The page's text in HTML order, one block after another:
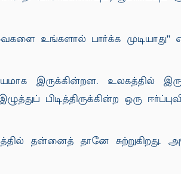
உங்களால் பார்க்க
இருக்கின்றன. உலகத்தில்
பிடித்திருக்கின்ற ஒரு
தன்னைத் தானே சுற்றுகிறது.